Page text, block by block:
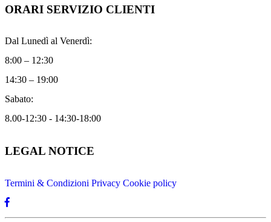
ORARI SERVIZIO CLIENTI
Dal Lunedì al Venerdì:
8:00 – 12:30
14:30 – 19:00
Sabato:
8.00-12:30 - 14:30-18:00
LEGAL NOTICE
Termini & Condizioni Privacy Cookie policy